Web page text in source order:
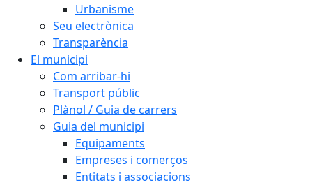
Urbanisme
Seu electrònica
Transparència
El municipi
Com arribar-hi
Transport públic
Plànol / Guia de carrers
Guia del municipi
Equipaments
Empreses i comerços
Entitats i associacions